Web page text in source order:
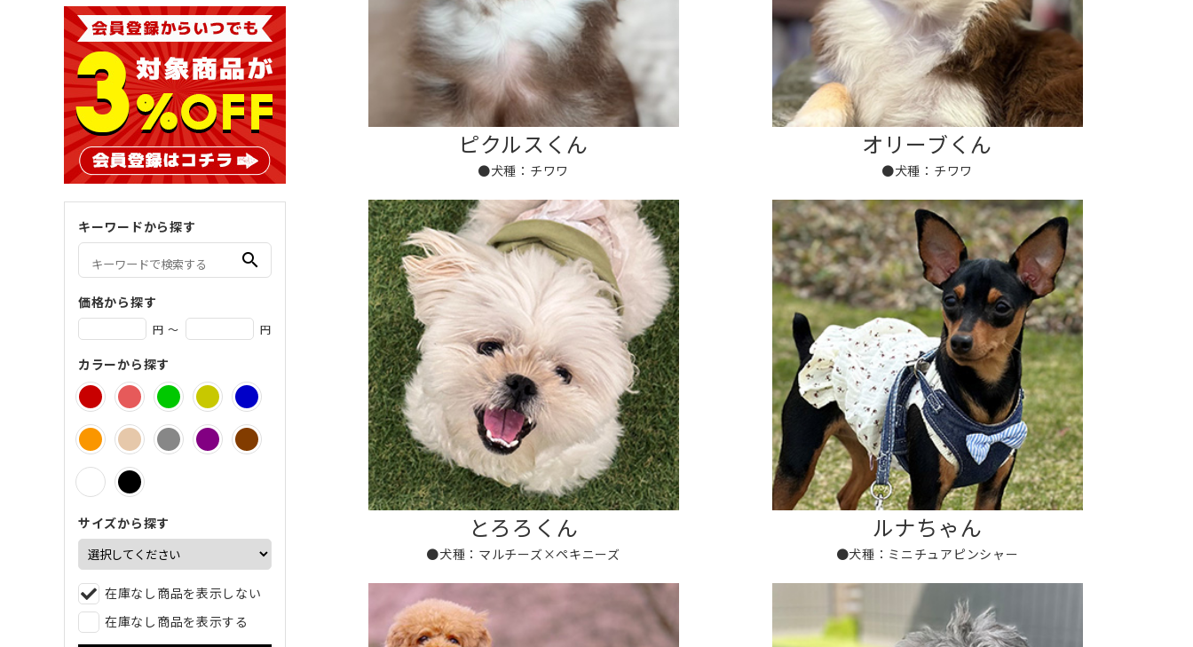
ピクルスくん
●犬種：チワワ
オリーブくん
●犬種：チワワ
とろろくん
●犬種：マルチーズ×ペキニーズ
ルナちゃん
●犬種：ミニチュアピンシャー
キーワードから探す
search
価格から探す
円 ～ 円
カラーから探す
サイズから探す
在庫なし商品を表示しない
在庫なし商品を表示する